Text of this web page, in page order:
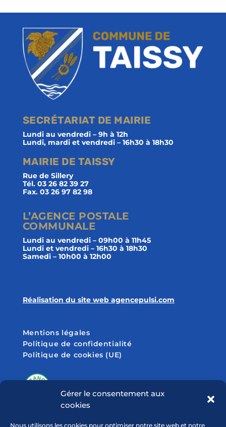
Gérer le consentement aux
cookies
Nous utilisons les cookies pour optimiser notre site web et notre
SECRÉTARIAT DE MAIRIE
Lundi au vendredi – 9h à 12h
Lundi, mardi et vendredi – 16h30 à 18h30
MAIRIE DE TAISSY
Rue de Sillery
Tél. 03 26 82 39 27
Fax. 03 26 97 82 98
L’AGENCE POSTALE
COMMUNALE
Lundi au vendredi – 09h00 à 11h45
Lundi et vendredi – 16h30 à 18h30
Samedi – 10h00 à 12h00
Réalisation du site web agencepulsi.com
Mentions légales
Politique de confidentialité
Politique de cookies (UE)